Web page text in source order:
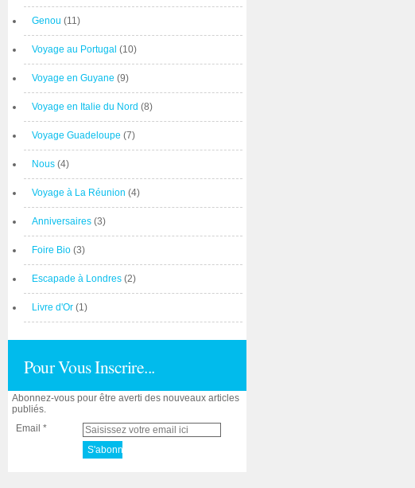
Genou (11)
Voyage au Portugal (10)
Voyage en Guyane (9)
Voyage en Italie du Nord (8)
Voyage Guadeloupe (7)
Nous (4)
Voyage à La Réunion (4)
Anniversaires (3)
Foire Bio (3)
Escapade à Londres (2)
Livre d'Or (1)
Pour Vous Inscrire...
Abonnez-vous pour être averti des nouveaux articles
publiés.
Email